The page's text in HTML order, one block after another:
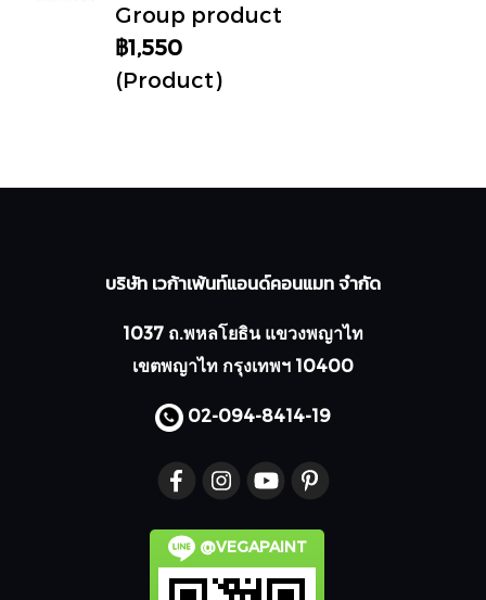
Group product
฿1,550
(Product)
บริษัท เวก้าเพ้นท์แอนด์คอนแมท จำกัด
1037 ถ.พหลโยธิน แขวงพญาไท
เขตพญาไท กรุงเทพฯ 10400
02-094-8414-19
@VEGAPAINT